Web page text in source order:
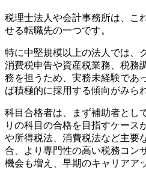
税理士法人や会計事務所は、こ
せる転職先の一つです。
特に中堅規模以上の法人では、
消費税申告や資産税業務、税務
務を担うため、実務未経験であ
ば積極的に採用する傾向がみら
科目合格者は、まず補助者とし
りの科目の合格を目指すケース
や所得税法、消費税法など主要
合、より専門性の高い税務コン
機会も増え、早期のキャリアア